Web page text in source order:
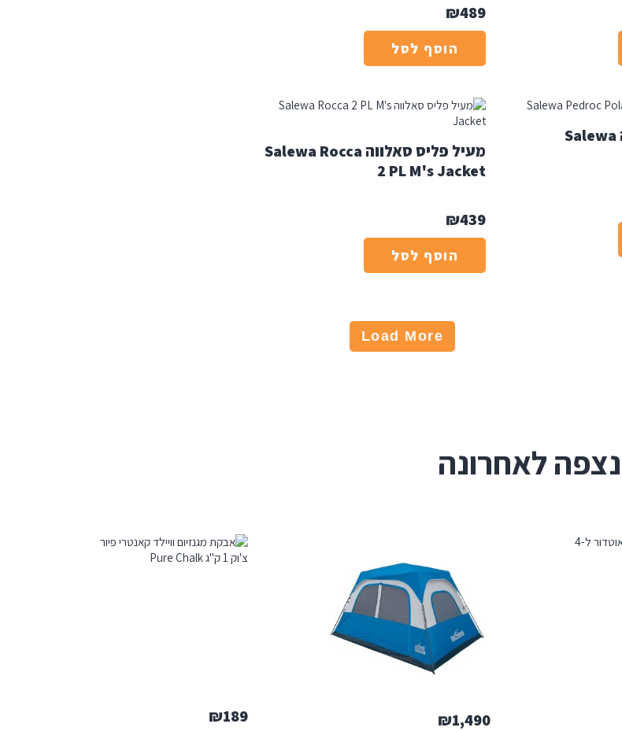
₪489
הוסף לסל
מעיל פליס סאלווה Salewa
₪439
מעיל פליס סאלווה Salewa Rocca
2 PL M's Jacket
הוסף לסל
Load More
נצפה לאחרונה
₪1,490
₪189